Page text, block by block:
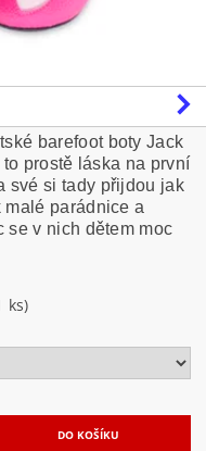
barefoot boty Jack
prostě láska na první
své si tady přijdou jak
parádnice a
se v nich dětem moc
ks)